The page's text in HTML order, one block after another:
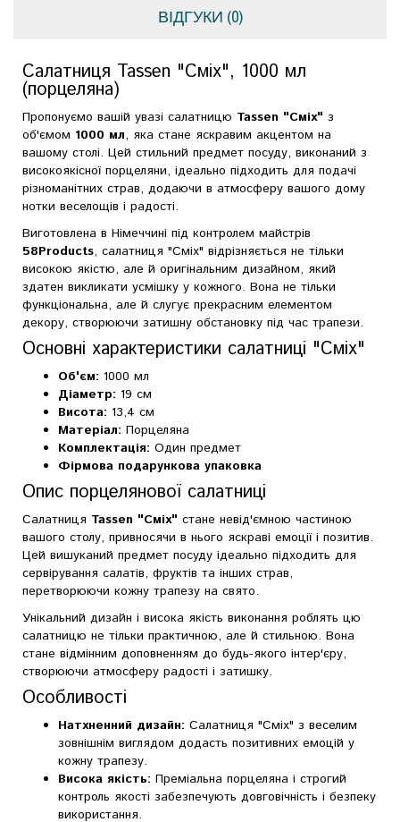
ВІДГУКИ (0)
Салатниця Tassen "Сміх", 1000 мл
(порцеляна)
Пропонуємо вашій увазі салатницю Tassen "Сміх" з
об'ємом 1000 мл, яка стане яскравим акцентом на
вашому столі. Цей стильний предмет посуду, виконаний з
високоякісної порцеляни, ідеально підходить для подачі
різноманітних страв, додаючи в атмосферу вашого дому
нотки веселощів і радості.
Виготовлена в Німеччині під контролем майстрів
58Products, салатниця "Сміх" відрізняється не тільки
високою якістю, але й оригінальним дизайном, який
здатен викликати усмішку у кожного. Вона не тільки
функціональна, але й слугує прекрасним елементом
декору, створюючи затишну обстановку під час трапези.
Основні характеристики салатниці "Сміх"
Об'єм: 1000 мл
Діаметр: 19 см
Висота: 13,4 см
Матеріал: Порцеляна
Комплектація: Один предмет
Фірмова подарункова упаковка
Опис порцелянової салатниці
Салатниця Tassen "Сміх" стане невід'ємною частиною
вашого столу, привносячи в нього яскраві емоції і позитив.
Цей вишуканий предмет посуду ідеально підходить для
сервірування салатів, фруктів та інших страв,
перетворюючи кожну трапезу на свято.
Унікальний дизайн і висока якість виконання роблять цю
салатницю не тільки практичною, але й стильною. Вона
стане відмінним доповненням до будь-якого інтер'єру,
створюючи атмосферу радості і затишку.
Особливості
Натхненний дизайн: Салатниця "Сміх" з веселим
зовнішнім виглядом додасть позитивних емоцій у
кожну трапезу.
Висока якість: Преміальна порцеляна і строгий
контроль якості забезпечують довговічність і безпеку
використання.